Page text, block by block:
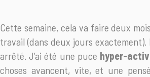
Cette semaine, cela va faire deux
travail (dans deux jours exactement).
arrêté. J’ai été une puce hyper-
choses avancent, vite, et une